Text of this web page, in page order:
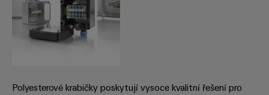
Polyesterové krabičky poskytují vysoce kvalitní řešení pro